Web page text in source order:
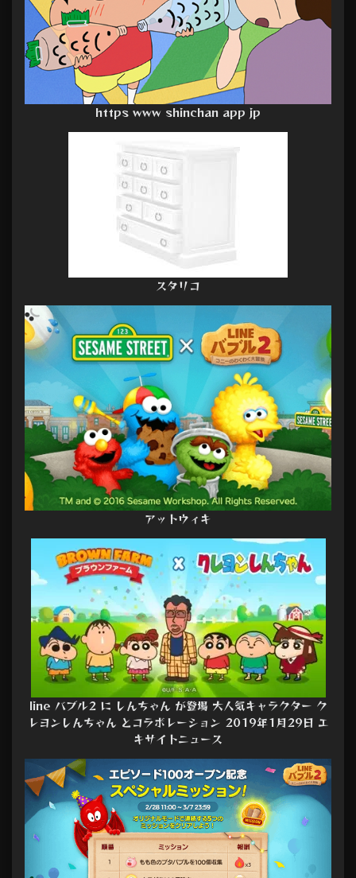
https www shinchan app jp
スタリコ
アットウィキ
line バブル2 に しんちゃん が登場 大人気キャラクター ク
レヨンしんちゃん とコラボレーション 2019年1月29日 エ
キサイトニュース